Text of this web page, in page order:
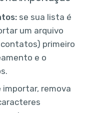
se sua lista é
um arquivo
primeiro
e o
importar, remova